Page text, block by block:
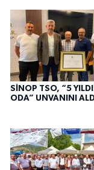
SİNOP TSO, “5
ODA” UNVANINI